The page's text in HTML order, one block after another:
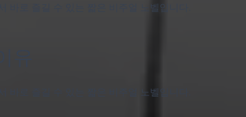
바로 즐길 수 있는 짧은 비주얼 노벨입니다.
바로 즐길 수 있는 짧은 비주얼 노벨입니다.